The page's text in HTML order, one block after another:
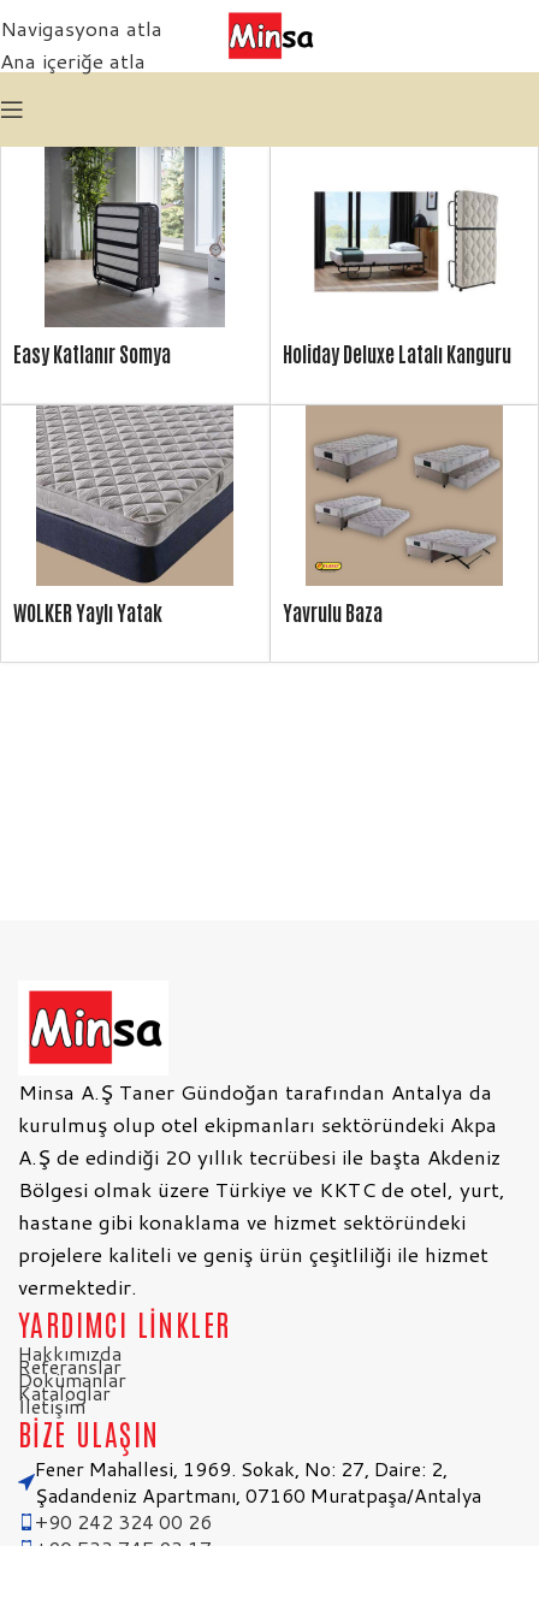
Navigasyona atla
Ana içeriğe atla
Easy Katlanır Somya
Holiday Deluxe Latalı Kanguru
WOLKER Yaylı Yatak Yavrulu Baza
Minsa A.Ş Taner Gündoğan tarafından Antalya da
kurulmuş olup otel ekipmanları sektöründeki Akpa
A.Ş de edindiği 20 yıllık tecrübesi ile başta Akdeniz
Bölgesi olmak üzere Türkiye ve KKTC de otel, yurt,
hastane gibi konaklama ve hizmet sektöründeki
projelere kaliteli ve geniş ürün çeşitliliği ile hizmet
vermektedir.
YARDIMCI LİNKLER
Hakkımızda
Referanslar
Dokümanlar
Kataloglar
İletişim
BİZE ULAŞIN
Fener Mahallesi, 1969. Sokak, No: 27, Daire: 2,
Şadandeniz Apartmanı, 07160 Muratpaşa/Antalya
+90 242 324 00 26
+90 533 745 93 17